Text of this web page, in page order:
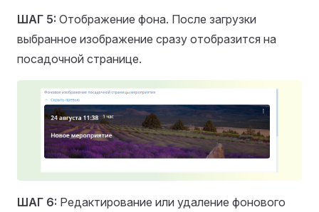
ШАГ 5: Отображение фона. После загрузки
выбранное изображение сразу отобразится на
посадочной странице.
ШАГ 6: Редактирование или удаление фонового